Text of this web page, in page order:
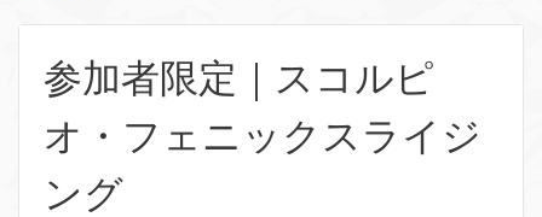
参加者限定｜スコルピ
オ・フェニックスライジ
ング